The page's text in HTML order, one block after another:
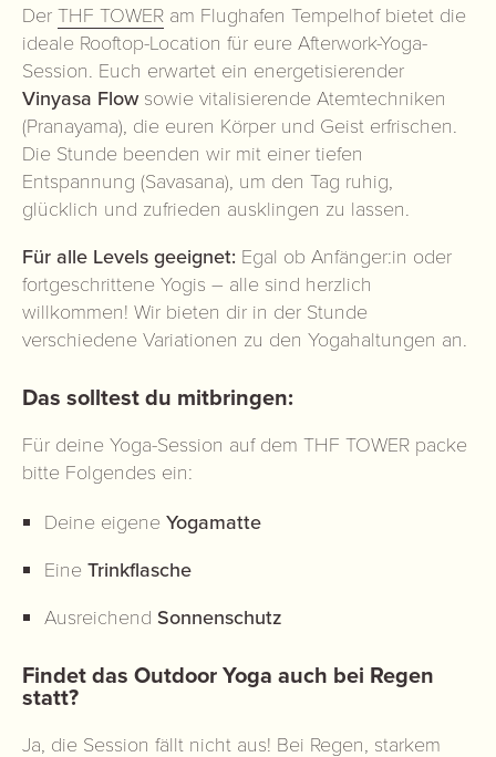
Der THF TOWER am Flughafen Tempelhof bietet die
ideale Rooftop-Location für eure Afterwork-Yoga-
Session. Euch erwartet ein energetisierender
Vinyasa Flow sowie vitalisierende Atemtechniken
(Pranayama), die euren Körper und Geist erfrischen.
Die Stunde beenden wir mit einer tiefen
Entspannung (Savasana), um den Tag ruhig,
glücklich und zufrieden ausklingen zu lassen.
Für alle Levels geeignet: Egal ob Anfänger:in oder
fortgeschrittene Yogis – alle sind herzlich
willkommen! Wir bieten dir in der Stunde
verschiedene Variationen zu den Yogahaltungen an.
Das solltest du mitbringen:
Für deine Yoga-Session auf dem THF TOWER packe
bitte Folgendes ein:
Deine eigene Yogamatte
Eine Trinkflasche
Ausreichend Sonnenschutz
Findet das Outdoor Yoga auch bei Regen
statt?
Ja, die Session fällt nicht aus! Bei Regen, starkem